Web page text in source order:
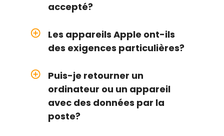
accepté?
add_circle_outline
Les appareils Apple ont-ils
des exigences particulières?
add_circle_outline
Puis-je retourner un
ordinateur ou un appareil
avec des données par la
poste?